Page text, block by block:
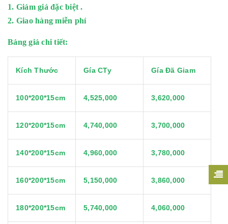
1. Giảm giá đặc biệt .
2. Giao hàng miễn phí
Bảng giá chi tiết:
Kích Thước Gía CTy Gía Đã Giam
100*200*15cm 4,525,000 3,620,000
120*200*15cm 4,740,000 3,700,000
140*200*15cm 4,960,000 3,780,000
160*200*15cm 5,150,000 3,860,000
180*200*15cm 5,740,000 4,060,000